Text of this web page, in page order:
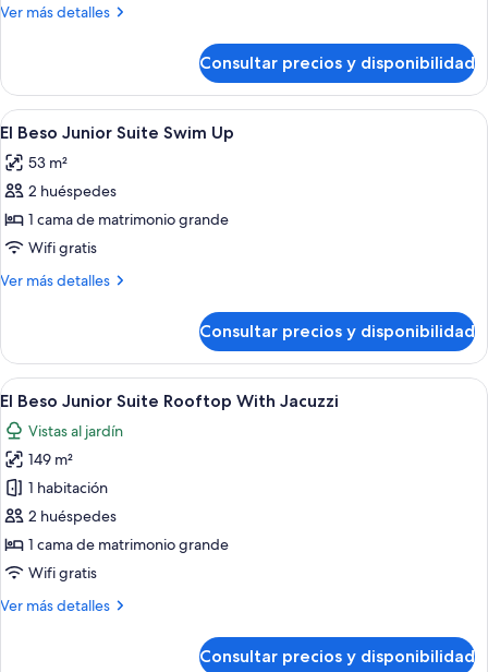
Pool
Ver más detalles
Más
Beso
Junior
Suite
View
Consultar precios y disponibilidad
Abrir
todas
las
fotos
de
El
Beso
Swim
Up
Habitación de hotel con cama con
6
El Beso Junior Suite Swim Up
53 m²
2 huéspedes
1 cama de matrimonio grande
Wifi gratis
Ver más detalles
Más
Beso
Junior
Suite
Swim
Up
Consultar precios y disponibilidad
Abrir
todas
las
fotos
de
El
Beso
Junior
Rooftop
Una habitación de hotel con una
7
El Beso Junior Suite Rooftop With Jacuzzi
Vistas al jardín
149 m²
1 habitación
2 huéspedes
1 cama de matrimonio grande
Wifi gratis
Ver más detalles
Más
Consultar precios y disponibilidad